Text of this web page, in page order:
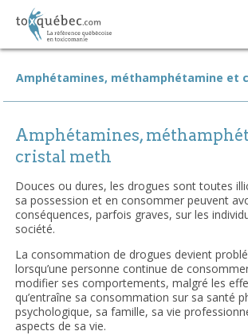
Amphétamines, méthamphétamine et
Amphétamines,
cristal meth
Douces ou dures, les drogues sont toutes
sa possession et en consommer peuvent
conséquences, parfois graves, sur les
société.
La consommation de drogues devient
lorsqu’une personne continue de
modifier ses comportements, malgré les
qu’entraîne sa consommation sur sa santé
psychologique, sa famille, sa vie
aspects de sa vie.